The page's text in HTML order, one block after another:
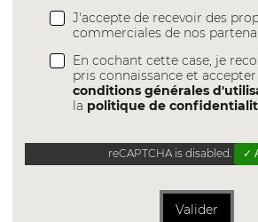
J'accepte de recevoir des
commerciales de nos
En cochant cette case, je
pris connaissance et
conditions générales
la politique de
reCAPTCHA is disabled. ✓
Valider